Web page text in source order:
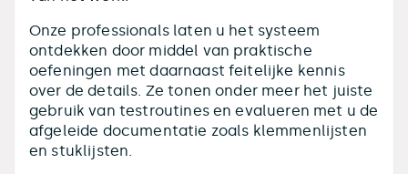
Onze professionals laten u het systeem
ontdekken door middel van praktische
oefeningen met daarnaast feitelijke kennis
over de details. Ze tonen onder meer het juiste
gebruik van testroutines en evalueren met u de
afgeleide documentatie zoals klemmenlijsten
en stuklijsten.